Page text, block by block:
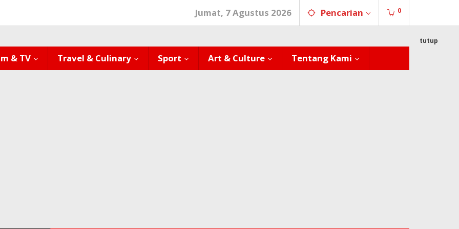
Jumat, 7 Agustus 2026 Pencarian 0
& TV Travel & Culinary Sport Art & Culture Tentang Kami
tutup